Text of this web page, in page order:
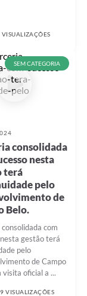
VISUALIZAÇÕES
SEM CATEGORIA
consolidada
nesta
terá
pelo
de
Belo.
com
gestão terá
pelo
de Campo
visita oficial a ...
VISUALIZAÇÕES